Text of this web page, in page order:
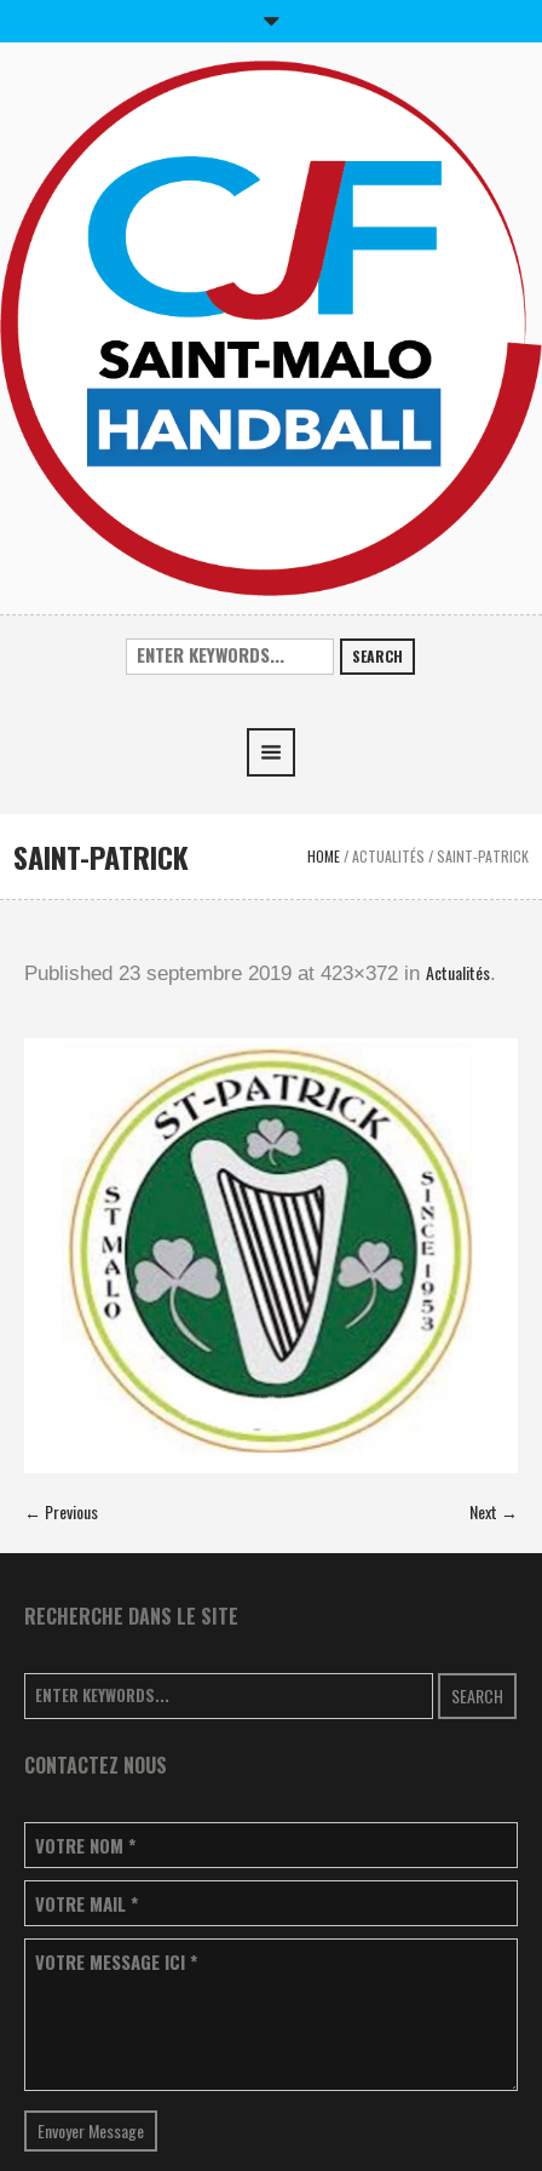
SEARCH
SAINT-PATRICK HOME/ACTUALITÉS / SAINT-PATRICK
Published 23 septembre 2019 at 423×372 in Actualités.
← Previous Next →
RECHERCHE DANS LE SITE
SEARCH
CONTACTEZ NOUS
VOTRE NOM *
VOTRE MAIL *
VOTRE MESSAGE ICI *
Envoyer Message